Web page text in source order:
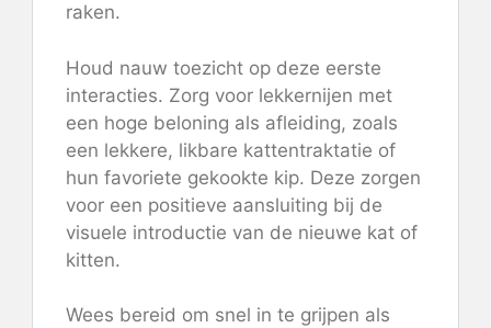
raken.
Houd nauw toezicht op deze eerste
interacties. Zorg voor lekkernijen met
een hoge beloning als afleiding, zoals
een lekkere, likbare kattentraktatie of
hun favoriete gekookte kip. Deze zorgen
voor een positieve aansluiting bij de
visuele introductie van de nieuwe kat of
kitten.
Wees bereid om snel in te grijpen als